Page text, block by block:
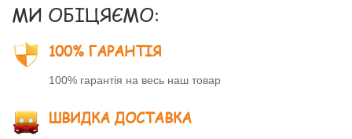
МИ ОБІЦЯЄМО:
100% ГАРАНТІЯ
100% гарантія на весь наш товар
ШВИДКА ДОСТАВКА